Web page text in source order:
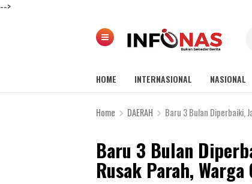
-->
HOME INTERNASIONAL NASIONAL
Home DAERAH Baru 3 Bulan Diperbaiki,
Baru 3 Bulan
Rusak Parah, Warga